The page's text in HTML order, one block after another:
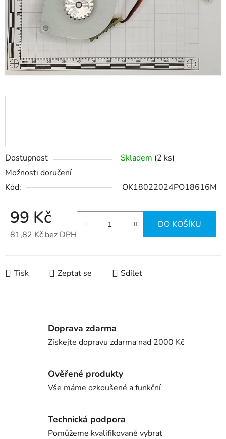
Dostupnost Skladem (2 ks)
Možnosti doručení
Kód:
OK18022024PO18616M
99 Kč
81,82 Kč bez DPH
DO KOŠÍKU
Tisk Zeptat se Sdílet
Doprava zdarma
Získejte dopravu zdarma nad 2000 Kč
Ověřené produkty
Vše máme ozkoušené a funkční
Technická podpora
Pomůžeme kvalifikovaně vybrat